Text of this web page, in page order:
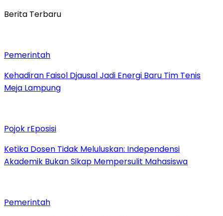
Berita Terbaru
Pemerintah
Kehadiran Faisol Djausal Jadi Energi Baru Tim Tenis
Meja Lampung
Pojok rEposisi
Ketika Dosen Tidak Meluluskan: Independensi
Akademik Bukan Sikap Mempersulit Mahasiswa
Pemerintah